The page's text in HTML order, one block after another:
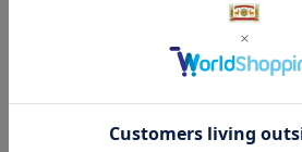
って織った「織り物」です。
織機で織られるもの。本当の
トは国内生産のうち約１％く
われています。COURTでは
で開発された織機を今でも大